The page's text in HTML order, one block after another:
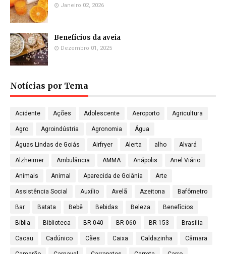
Janeiro 02, 2026
Benefícios da aveia
Dezembro 01, 2025
Notícias por Tema
Acidente Ações Adolescente Aeroporto Agricultura
Agro Agroindústria Agronomia Água
Águas Lindas de Goiás Airfryer Alerta alho Alvará
Alzheimer Ambulância AMMA Anápolis Anel Viário
Animais Animal Aparecida de Goiânia Arte
Assistência Social Auxílio Avelã Azeitona Bafômetro
Bar Batata Bebê Bebidas Beleza Benefícios
Bíblia Biblioteca BR-040 BR-060 BR-153 Brasília
Cacau Cadúnico Cães Caixa Caldazinha Câmara